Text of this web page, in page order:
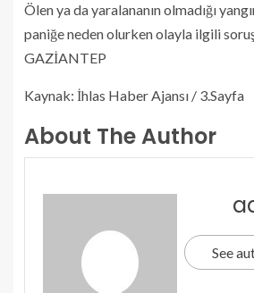
Ölen ya da yaralananın olmadığı
paniğe neden olurken olayla ilgili
GAZİANTEP
Kaynak: İhlas Haber Ajansı / 3.Sayfa
About The Author
See